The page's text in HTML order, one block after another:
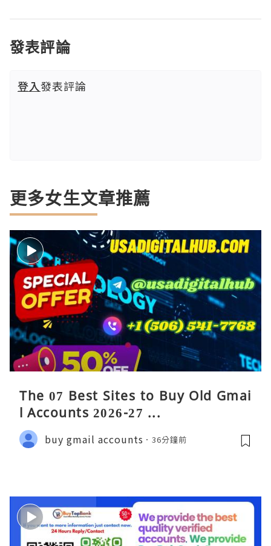
發表評論
登入發表評論
更多女生文章推薦
The 07 Best Sites to Buy Old Gmai
l Accounts 2026-27 ...
buy gmail accounts 36分鐘前